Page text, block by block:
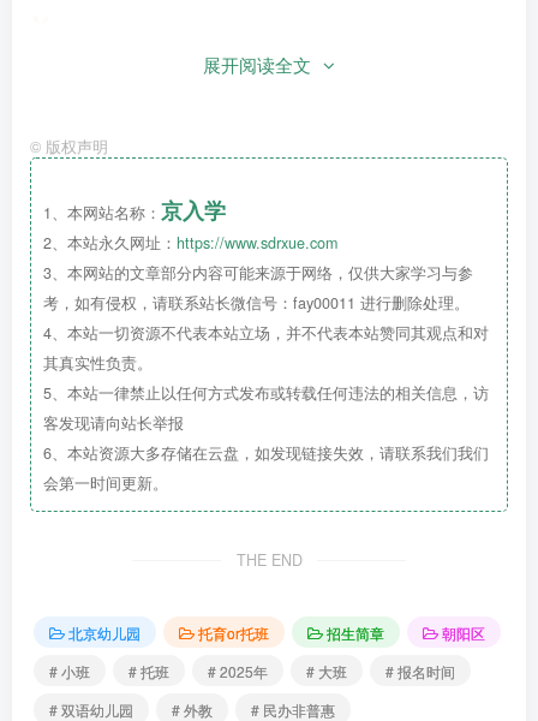
北京市朝阳区满天星幼儿园八里庄园区是一所民办非
普惠幼儿园（私立幼儿园），双语幼儿园。在全球化
的时代背景下，培养孩子的双语能力已成为迈向世界
的关键。“满天星幼儿园”致力于为孩子们打造沉浸式
双语学习环境，让中文与英文的学习如同呼吸般自
然。
展开阅读全文
© 版权声明
1、本网站名称： 京入学
2、本站永久网址： https://www.sdrxue.com
3、本网站的文章部分内容可能来源于网络，仅供大家学习与参
考，如有侵权，请联系站长微信号：fay00011 进行删除处理。
4、本站一切资源不代表本站立场，并不代表本站赞同其观点和对
其真实性负责。
5、本站一律禁止以任何方式发布或转载任何违法的相关信息，访
客发现请向站长举报
6、本站资源大多存储在云盘，如发现链接失效，请联系我们我们
会第一时间更新。
THE END
北京幼儿园 托育or托班 招生简章
朝阳区
# 小班
# 托班 # 2025年 # 大班
# 报名时间
# 双语幼儿园
# 外教 # 民办非普惠